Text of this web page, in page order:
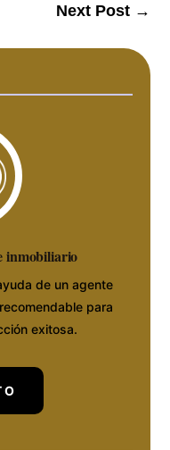
Next Post→
inmobiliario
de un agente
para
exitosa.